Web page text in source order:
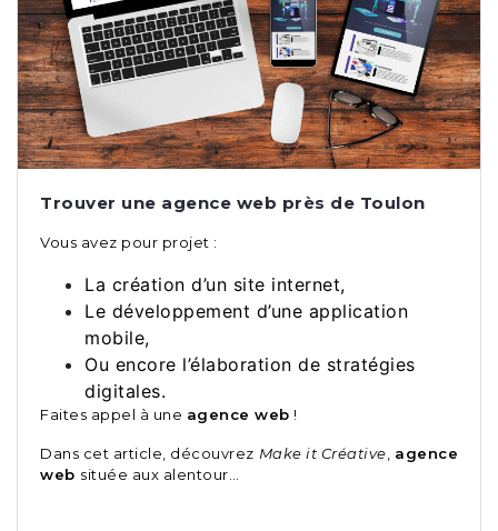
Trouver une agence web près de Toulon
Vous avez pour projet :
La création d’un site internet,
Le développement d’une application
mobile,
Ou encore l’élaboration de stratégies
digitales.
Faites appel à une agence web !
Dans cet article, découvrez Make it Créative agence
web située aux alentour…